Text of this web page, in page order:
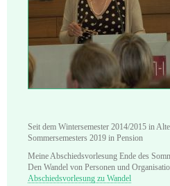
Seit dem Wintersemester 2014/2015 in
Sommersemesters 2019 in Pension
Meine Abschiedsvorlesung Ende des
Den Wandel von Personen und
Abschiedsvorlesung zu Wandel